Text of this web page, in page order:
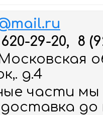
29-20, 8
д.4
части мы
доставка